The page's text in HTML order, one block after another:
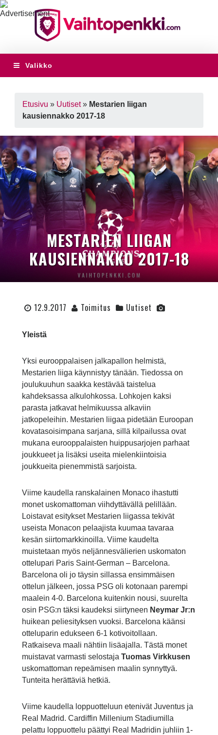
Valikko
Etusivu » Uutiset» Mestarien liigan
kausiennakko 2017-18
MESTARIEN LIIGAN
KAUSIENNAKKO 2017-18
12.9.2017 Toimitus Uutiset
Yleistä
Yksi eurooppalaisen jalkapallon helmistä,
Mestarien liiga käynnistyy tänään. Tiedossa on
joulukuuhun saakka kestävää taistelua
kahdeksassa alkulohkossa. Lohkojen kaksi
parasta jatkavat helmikuussa alkaviin
jatkopeleihin. Mestarien liigaa pidetään Euroopan
kovatasoisimpana sarjana, sillä kilpailussa ovat
mukana eurooppalaisten huippusarjojen parhaat
joukkueet ja lisäksi useita mielenkiintoisia
joukkueita pienemmistä sarjoista.
Viime kaudella ranskalainen Monaco ihastutti
monet uskomattoman viihdyttävällä pelillään.
Loistavat esitykset Mestarien liigassa tekivät
useista Monacon pelaajista kuumaa tavaraa
kesän siirtomarkkinoilla. Viime kaudelta
muistetaan myös neljännesvälierien uskomaton
ottelupari Paris Saint-German – Barcelona.
Barcelona oli jo täysin sillassa ensimmäisen
ottelun jälkeen, jossa PSG oli kotonaan parempi
maalein 4-0. Barcelona kuitenkin nousi, suurelta
osin PSG:n täksi kaudeksi siirtyneen Neymar Jr:n
huikean peliesityksen vuoksi. Barcelona käänsi
otteluparin edukseen 6-1 kotivoitollaan.
Ratkaiseva maali nähtiin lisäajalla. Tästä monet
muistavat varmasti selostaja Tuomas Virkkusen
uskomattoman repeämisen maalin synnyttyä.
Tunteita herättäviä hetkiä.
Viime kaudella loppuotteluun etenivät Juventus ja
Real Madrid. Cardiffin Millenium Stadiumilla
pelattu loppuottelu päättyi Real Madridin juhliin 1-